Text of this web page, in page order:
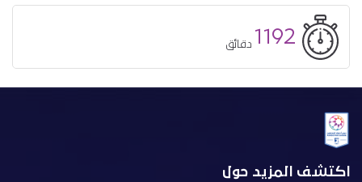
1192 دقائق
اكتشف المزيد حول